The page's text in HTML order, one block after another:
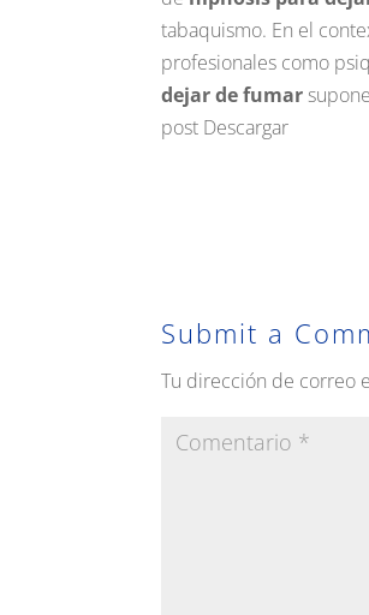
tabaquismo. En el
profesionales como
dejar de fumar
post Descargar
Submit a
Tu dirección de correo